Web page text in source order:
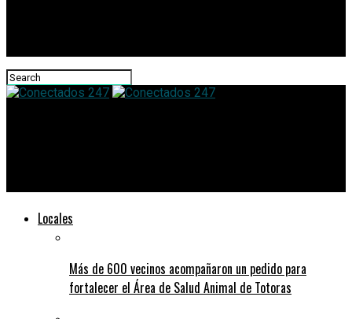
Locales
Más de 600 vecinos acompañaron un pedido para
fortalecer el Área de Salud Animal de Totoras